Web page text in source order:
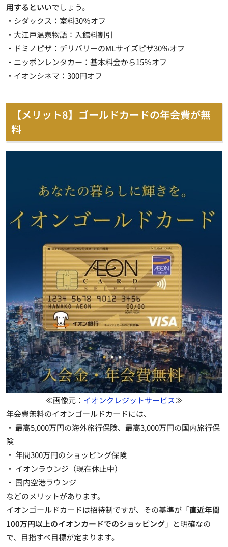
用するといいでしょう。
・シダックス：室料30％オフ
・大江戸温泉物語：入館料割引
・ドミノピザ：デリバリーのMLサイズピザ30％オフ
・ニッポンレンタカー：基本料金から15％オフ
・イオンシネマ：300円オフ
【メリット8】ゴールドカードの年会費が無
料
≪画像元： イオンクレジットサービス≫
年会費無料のイオンゴールドカードには、
・ 最高5,000万円の海外旅行保険、最高3,000万円の国内旅行保
険
・ 年間300万円のショッピング保険
・ イオンラウンジ（現在休止中）
・ 国内空港ラウンジ
などのメリットがあります。
イオンゴールドカードは招待制ですが、その基準が「直近年間
100万円以上のイオンカードでのショッピング」と明確なの
で、目指すべ目標が定まります。